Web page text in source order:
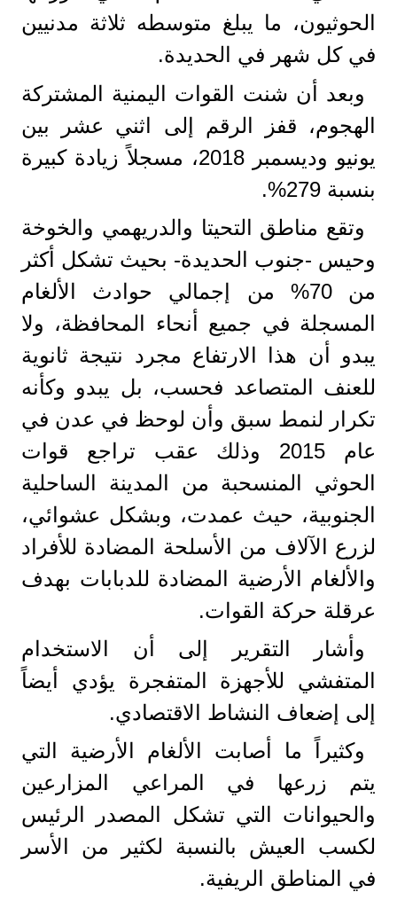
الحوثيون، ما يبلغ متوسطه ثلاثة مدنيين
في كل شهر في الحديدة.
وبعد أن شنت القوات اليمنية المشتركة
الهجوم، قفز الرقم إلى اثني عشر بين
يونيو وديسمبر 2018، مسجلاً زيادة كبيرة
بنسبة 279%.
وتقع مناطق التحيتا والدريهمي والخوخة
وحيس -جنوب الحديدة- بحيث تشكل أكثر
من 70% من إجمالي حوادث الألغام
المسجلة في جميع أنحاء المحافظة، ولا
يبدو أن هذا الارتفاع مجرد نتيجة ثانوية
للعنف المتصاعد فحسب، بل يبدو وكأنه
تكرار لنمط سبق وأن لوحظ في عدن في
عام 2015 وذلك عقب تراجع قوات
الحوثي المنسحبة من المدينة الساحلية
الجنوبية، حيث عمدت، وبشكل عشوائي،
لزرع الآلاف من الأسلحة المضادة للأفراد
والألغام الأرضية المضادة للدبابات بهدف
عرقلة حركة القوات.
وأشار التقرير إلى أن الاستخدام
المتفشي للأجهزة المتفجرة يؤدي أيضاً
إلى إضعاف النشاط الاقتصادي.
وكثيراً ما أصابت الألغام الأرضية التي
يتم زرعها في المراعي المزارعين
والحيوانات التي تشكل المصدر الرئيس
لكسب العيش بالنسبة لكثير من الأسر
في المناطق الريفية.